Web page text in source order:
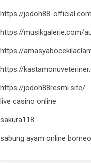
https://jodoh88-
https://musikgalerie.com/
https://
https://
https://jodoh88resmi.site/
live casino online
sakura118
sabung ayam online